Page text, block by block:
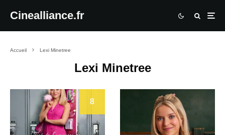
Cinealliance.fr
Accueil Lexi Minetree
Lexi Minetree
8